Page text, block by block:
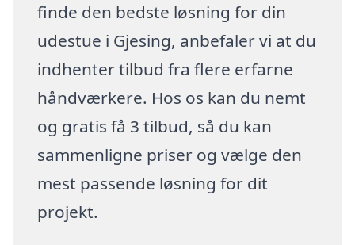
finde den bedste løsning for din
udestue i Gjesing, anbefaler vi at du
indhenter tilbud fra flere erfarne
håndværkere. Hos os kan du nemt
og gratis få 3 tilbud, så du kan
sammenligne priser og vælge den
mest passende løsning for dit
projekt.